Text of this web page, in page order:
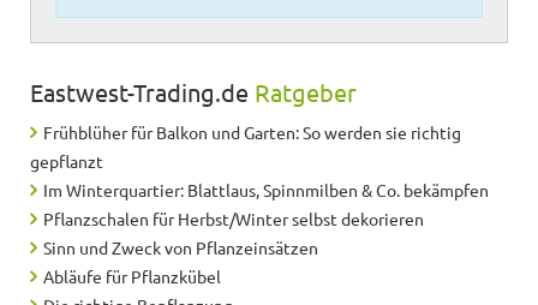
Eastwest-Trading.de Ratgeber
Frühblüher für Balkon und Garten: So werden sie richtig
gepflanzt
Im Winterquartier: Blattlaus, Spinnmilben & Co. bekämpfen
Pflanzschalen für Herbst/Winter selbst dekorieren
Sinn und Zweck von Pflanzeinsätzen
Abläufe für Pflanzkübel